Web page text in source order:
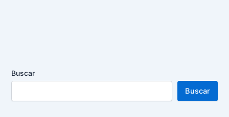
Buscar
Buscar